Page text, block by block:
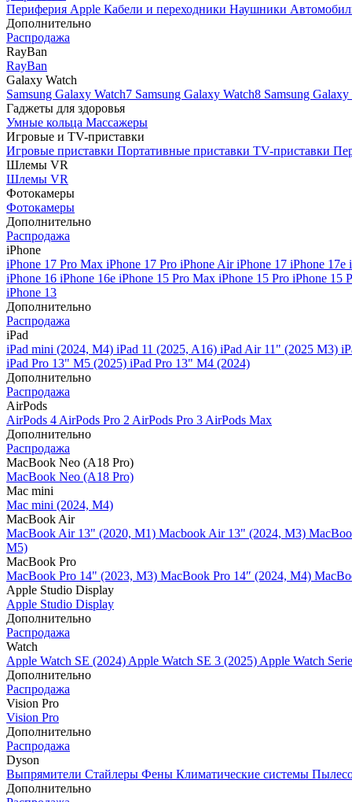
Периферия Apple Кабели и переходники Наушники
Дополнительно
Распродажа
RayBan
RayBan
Galaxy Watch
Samsung Galaxy Watch7 Samsung Galaxy Watch8 Samsung
Гаджеты для здоровья
Умные кольца Массажеры
Игровые и TV-приставки
Игровые приставки Портативные приставки TV-приставки
Шлемы VR
Шлемы VR
Фотокамеры
Фотокамеры
Дополнительно
Распродажа
iPhone
iPhone 17 Pro Max iPhone 17 Pro iPhone AiriPhone 17 iPhone 17e
iPhone 16 iPhone 16e iPhone 15 Pro Max iPhone 15 Pro iPhone 15
iPhone 13
Дополнительно
Распродажа
iPad
iPad mini (2024, M4) iPad 11 (2025, A16) iPad Air 11" (2025 M3)
iPad Pro 13" M5 (2025) iPad Pro 13" M4 (2024)
Дополнительно
Распродажа
AirPods
AirPods 4 AirPods Pro 2 AirPods Pro 3 AirPods Max
Дополнительно
Распродажа
MacBook Neo (A18 Pro)
MacBook Neo (A18 Pro)
Mac mini
Mac mini (2024, M4)
MacBook Air
MacBook Air 13" (2020, M1) Macbook Air 13" (2024, M3)
M5)
MacBook Pro
MacBook Pro 14" (2023, M3) MacBook Pro 14″ (2024, M4)
Apple Studio Display
Apple Studio Display
Дополнительно
Распродажа
Watch
Apple Watch SE (2024) Apple Watch SE 3 (2025) Apple Watch
Дополнительно
Распродажа
Vision Pro
Vision Pro
Дополнительно
Распродажа
Dyson
Выпрямители Стайлеры Фены Климатические системы
Дополнительно